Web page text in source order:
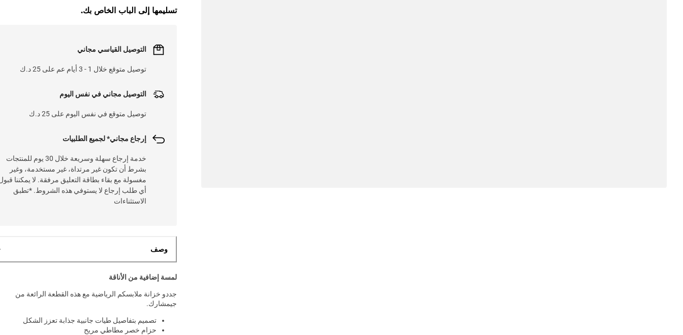
تسليمها إلى الباب الخاص بك.
التوصيل القياسي مجاني
توصيل متوقع خلال 1 - 3 أيام عم على 25 د.ك
التوصيل مجاني في نفس اليوم
توصيل متوقع في نفس اليوم على 25 د.ك
إرجاع مجاني* لجميع الطلبيات
خدمة إرجاع سهلة وسريعة خلال 30 يوم للمنتجات
بشرط أن تكون غير مرتداة، غير مستخدمة، وغير
مغسولة مع بقاء بطاقة التعليق مرفقة. لا يمكننا
أي طلب إرجاع لا يستوفي هذه الشروط. *تطبق
الاستثناءات
وصف
لمسة إضافية من الأناقة
جددو خزانة ملابسكم الرياضية مع هذه القطعة الرائعة من
جيمشارك.
تصميم بتفاصيل طيات جانبية جذابة تعزز الشكل
حزام خصر مطاطي مريح